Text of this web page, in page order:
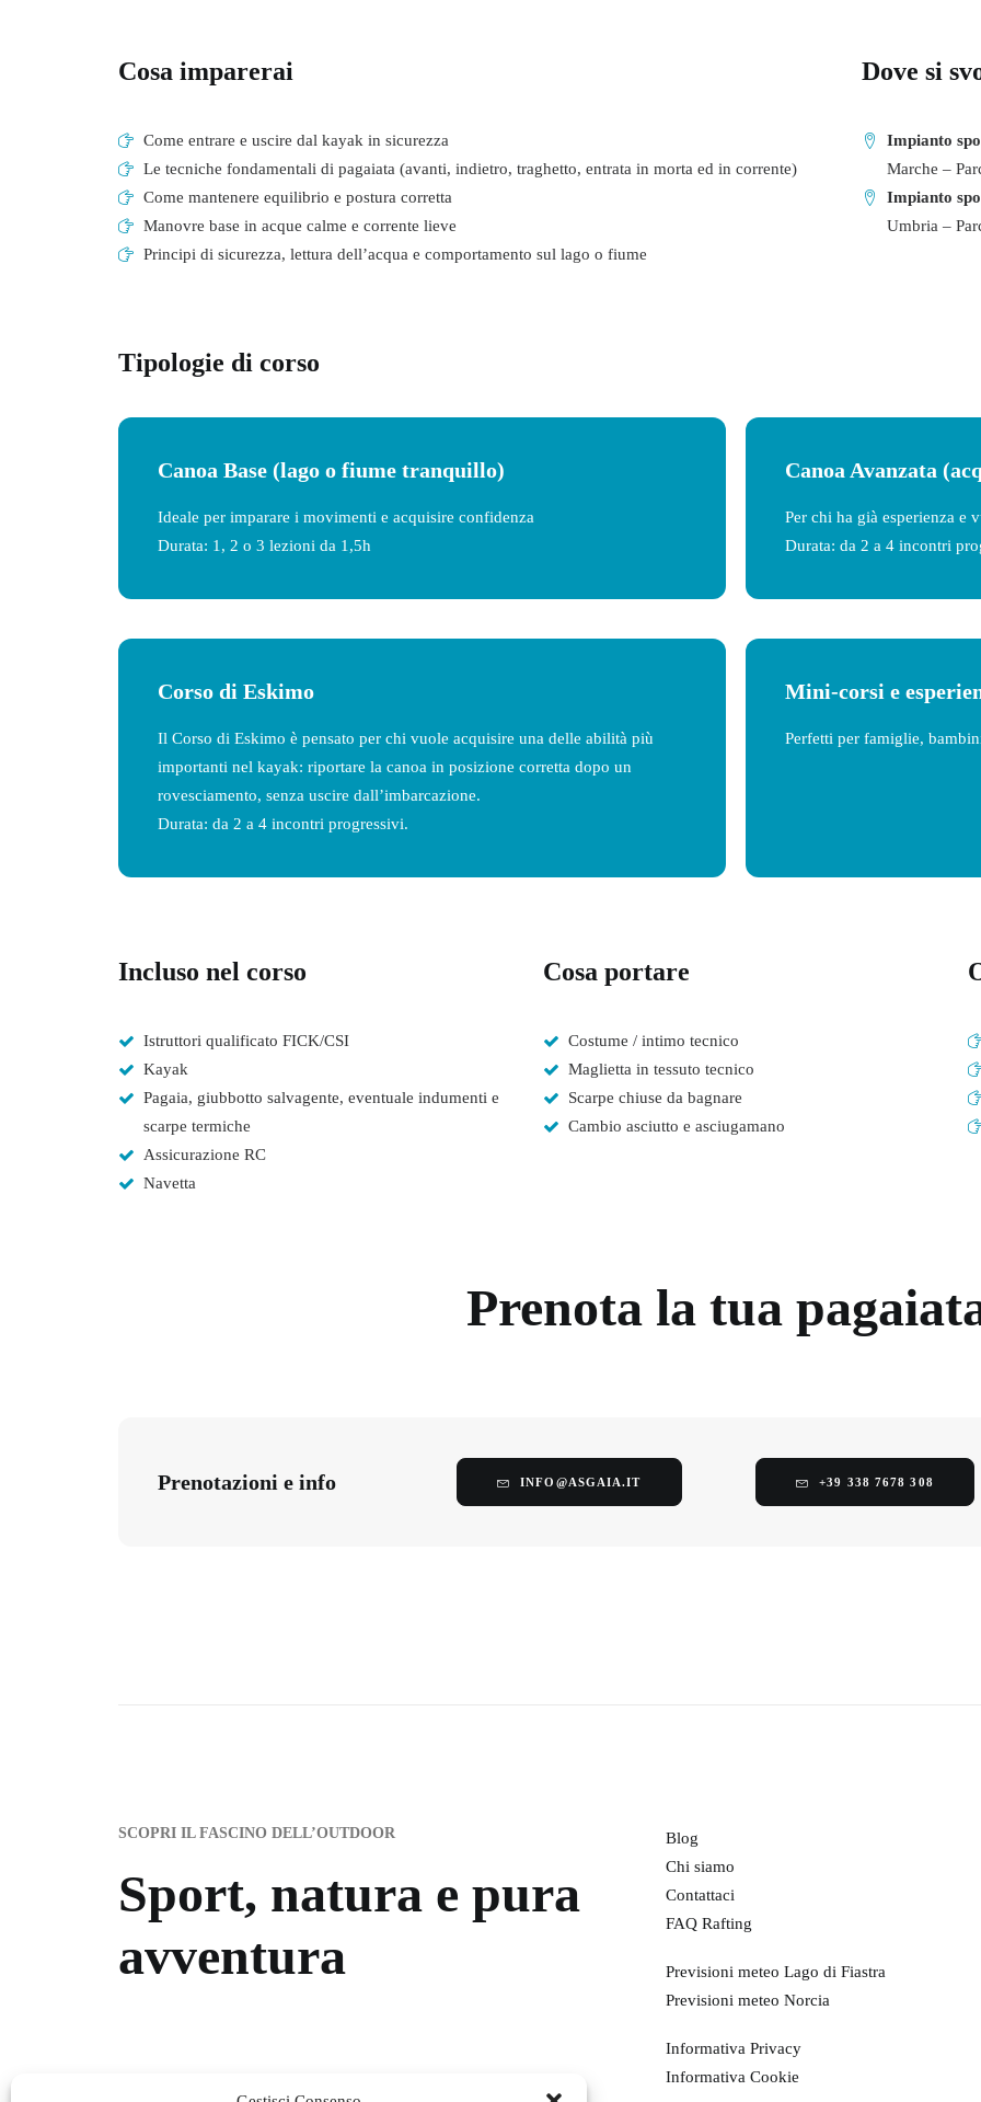
Cosa imparerai
Come entrare e uscire dal kayak in sicurezza
Le tecniche fondamentali di pagaiata (avanti, indietro, traghetto, entrata in morta ed in corrente)
Come mantenere equilibrio e postura corretta
Manovre base in acque calme e corrente lieve
Principi di sicurezza, lettura dell’acqua e comportamento sul lago o fiume
Dove si
Impianto
Marche –
Impianto
Umbria –
Tipologie di corso
Canoa Base (lago o fiume tranquillo)
Ideale per imparare i movimenti e acquisire confidenza
Durata: 1, 2 o 3 lezioni da 1,5h
Canoa Avanzata
Per chi ha già esperienza e
Durata: da 2 a 4 incontri
Corso di Eskimo
Il Corso di Eskimo è pensato per chi vuole acquisire una delle abilità più
importanti nel kayak: riportare la canoa in posizione corretta dopo un
rovesciamento, senza uscire dall’imbarcazione.
Durata: da 2 a 4 incontri progressivi.
Mini-corsi e
Perfetti per famiglie,
Incluso nel corso
Istruttori qualificato FICK/CSI
Kayak
Pagaia, giubbotto salvagente, eventuale indumenti e
scarpe termiche
Assicurazione RC
Navetta
Cosa portare
Costume / intimo tecnico
Maglietta in tessuto tecnico
Scarpe chiuse da bagnare
Cambio asciutto e asciugamano
Prenota la tua
Prenotazioni e info INFO@ASGAIA.IT +39 338 7678 308
SCOPRI IL FASCINO DELL’OUTDOOR
Sport, natura e pura
avventura
Blog
Chi siamo
Contattaci
FAQ Rafting
Previsioni meteo Lago di Fiastra
Previsioni meteo Norcia
Informativa Privacy
Informativa Cookie